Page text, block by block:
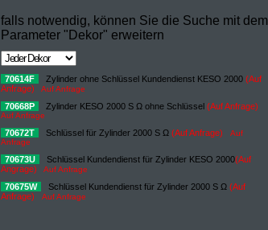
falls notwendig, können Sie die Suche mit dem
Parameter "Dekor" erweitern
70614F Zylinder ohne Schlüssel Kundendienst KESO 2000 (Auf
Anfrage)
Auf Anfrage
70668P Zylinder KESO 2000 S Ω ohne Schlüssel (Auf Anfrage)
Auf Anfrage
70672T Schlüssel für Zylinder 2000 S Ω (Auf Anfrage)
Auf
Anfrage
70673U Schlüssel Kundendienst für Zylinder KESO 2000(Auf
Angrage)
Auf Anfrage
70675W Schlüssel Kundendienst für Zylinder 2000 S Ω (Auf
Anfrage)
Auf Anfrage